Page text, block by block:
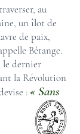
au
un îlot de
de paix,
Bétange.
le dernier
la Révolution
: « Sans